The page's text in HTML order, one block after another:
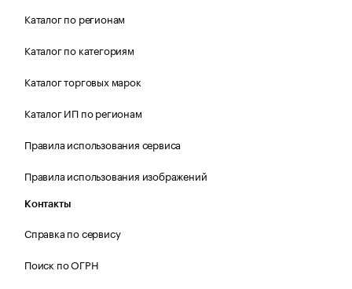
Каталог по регионам
Каталог по категориям
Каталог торговых марок
Каталог ИП по регионам
Правила использования сервиса
Правила использования изображений
Контакты
Справка по сервису
Поиск по ОГРН